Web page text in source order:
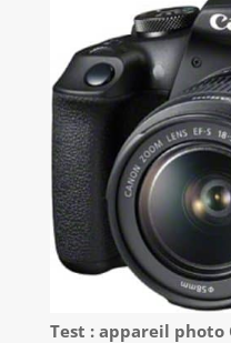
Test : appareil photo